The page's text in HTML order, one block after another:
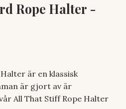
Rope Halter -
är en klassisk
är gjort av är
All That Stiff Rope Halter